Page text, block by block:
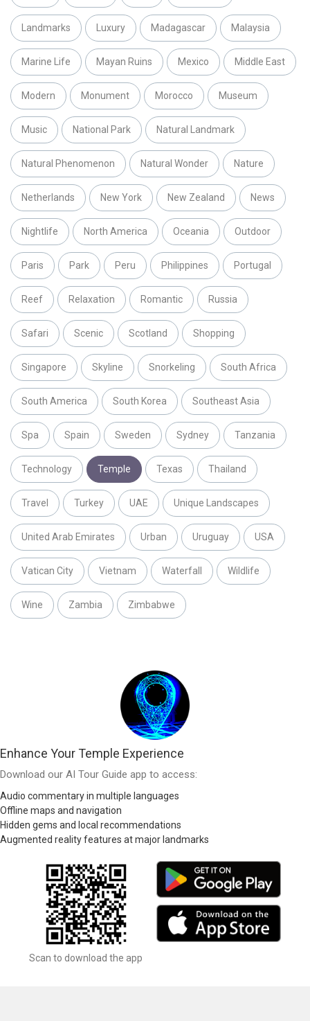
Landmarks Luxury Madagascar Malaysia
Marine Life Mayan Ruins Mexico Middle East
Modern Monument Morocco Museum
Music National Park Natural Landmark
Natural Phenomenon Natural Wonder Nature
Netherlands New York New Zealand News
Nightlife North America Oceania Outdoor
Paris Park Peru Philippines Portugal
Reef Relaxation Romantic Russia
Safari Scenic Scotland Shopping
Singapore Skyline Snorkeling South Africa
South America South Korea Southeast Asia
Spa Spain Sweden Sydney Tanzania
Technology Temple Texas Thailand
Travel Turkey UAE Unique Landscapes
United Arab Emirates Urban Uruguay USA
Vatican City Vietnam Waterfall Wildlife
Wine Zambia Zimbabwe
Enhance Your Temple Experience
Download our AI Tour Guide app to access:
Audio commentary in multiple languages
Offline maps and navigation
Hidden gems and local recommendations
Augmented reality features at major landmarks
Scan to download the app